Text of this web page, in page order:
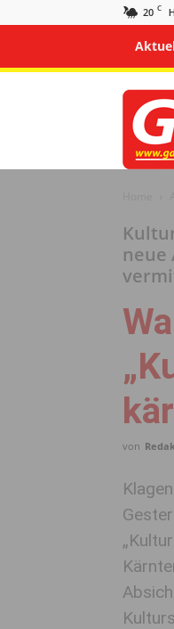
20 C
Gailtal
Journal
neue
von